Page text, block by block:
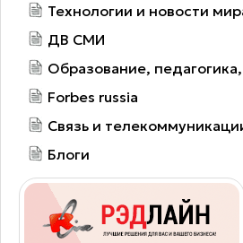
Технологии и новости
ДВ СМИ
Образование,
Forbes russia
Связь и
Блоги